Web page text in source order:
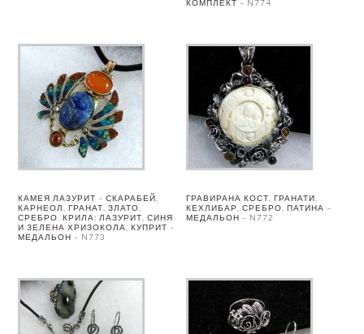
КОМПЛЕКТ – N774
КАМЕЯ ЛАЗУРИТ – СКАРАБЕЙ,
КАРНЕОЛ, ГРАНАТ, ЗЛАТО,
СРЕБРО. КРИЛА: ЛАЗУРИТ, СИНЯ
И ЗЕЛЕНА ХРИЗОКОЛА, КУПРИТ –
МЕДАЛЬОН – N773
ГРАВИРАНА КОСТ, ГРАНАТИ,
КЕХЛИБАР, СРЕБРО, ПАТИНА –
МЕДАЛЬОН – N772